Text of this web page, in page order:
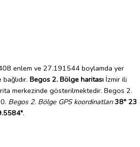
enlem ve 27.191544 boylamda yer
Begos 2. Bölge haritası İzmir ili
merkezinde gösterilmektedir. Begos 2.
Begos 2. Bölge GPS koordinatları 38° 23
.